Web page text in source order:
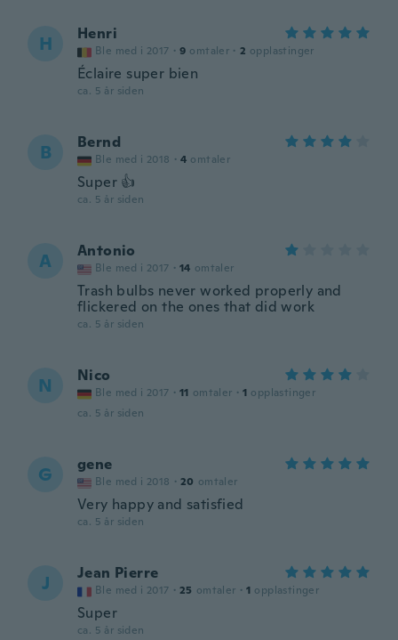
H Henri
Ble med i 2017 · 9 omtaler · 2 opplastinger
Éclaire super bien
ca. 5 år siden
B Bernd
Ble med i 2018 · 4 omtaler
Super 👍
ca. 5 år siden
A Antonio
Ble med i 2017 · 14 omtaler
Trash bulbs never worked properly and
flickered on the ones that did work
ca. 5 år siden
N Nico
Ble med i 2017 · 11 omtaler · 1 opplastinger
ca. 5 år siden
G gene
Ble med i 2018 · 20 omtaler
Very happy and satisfied
ca. 5 år siden
J Jean Pierre
Ble med i 2017 · 25 omtaler · 1 opplastinger
Super
ca. 5 år siden